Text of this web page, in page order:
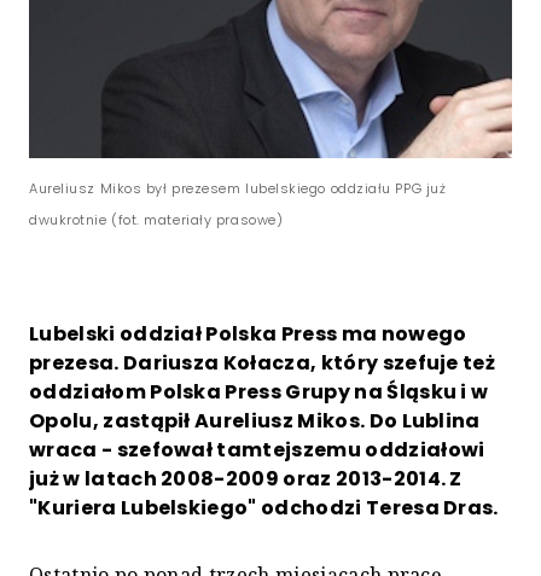
Aureliusz Mikos był prezesem lubelskiego oddziału PPG już
dwukrotnie (fot. materiały prasowe)
Lubelski oddział Polska Press ma nowego
prezesa. Dariusza Kołacza, który szefuje też
oddziałom Polska Press Grupy na Śląsku i w
Opolu, zastąpił Aureliusz Mikos. Do Lublina
wraca - szefował tamtejszemu oddziałowi
już w latach 2008-2009 oraz 2013-2014. Z
"Kuriera Lubelskiego" odchodzi Teresa Dras.